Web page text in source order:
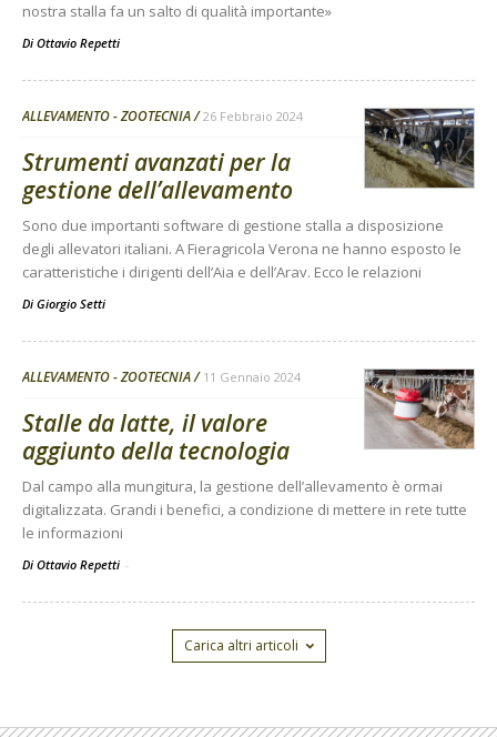
nostra stalla fa un salto di qualità importante»
Di Ottavio Repetti
ALLEVAMENTO - ZOOTECNIA 26 Febbraio 2024
Strumenti avanzati per la
gestione dell’allevamento
Sono due importanti software di gestione stalla a disposizione
degli allevatori italiani. A Fieragricola Verona ne hanno esposto le
caratteristiche i dirigenti dell’Aia e dell’Arav. Ecco le relazioni
Di Giorgio Setti
ALLEVAMENTO - ZOOTECNIA 11 Gennaio 2024
Stalle da latte, il valore
aggiunto della tecnologia
Dal campo alla mungitura, la gestione dell’allevamento è ormai
digitalizzata. Grandi i benefici, a condizione di mettere in rete tutte
le informazioni
Di Ottavio Repetti -
Carica altri articoli